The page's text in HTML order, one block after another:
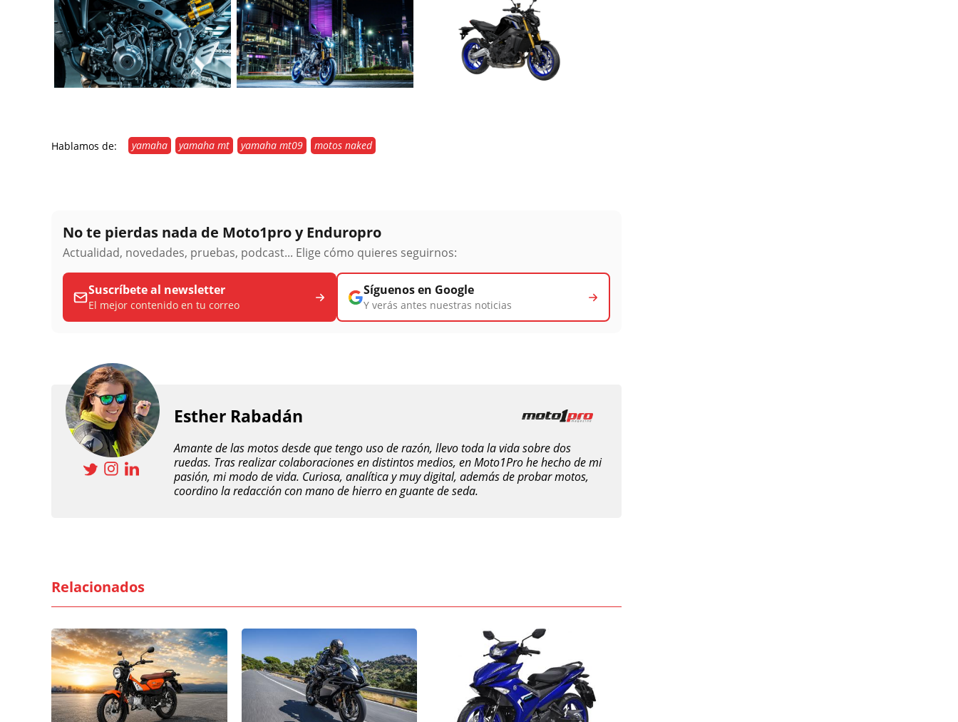
Hablamos de: yamaha yamaha mt yamaha mt09 motos naked
No te pierdas nada de Moto1pro y Enduropro
Actualidad, novedades, pruebas, podcast... Elige cómo quieres seguirnos:
Suscríbete al newsletter
El mejor contenido en tu correo
Síguenos en Google
Y verás antes nuestras noticias
Esther Rabadán
Amante de las motos desde que tengo uso de razón, llevo toda la vida sobre dos
ruedas. Tras realizar colaboraciones en distintos medios, en Moto1Pro he hecho de mi
pasión, mi modo de vida. Curiosa, analítica y muy digital, además de probar motos,
coordino la redacción con mano de hierro en guante de seda.
Relacionados